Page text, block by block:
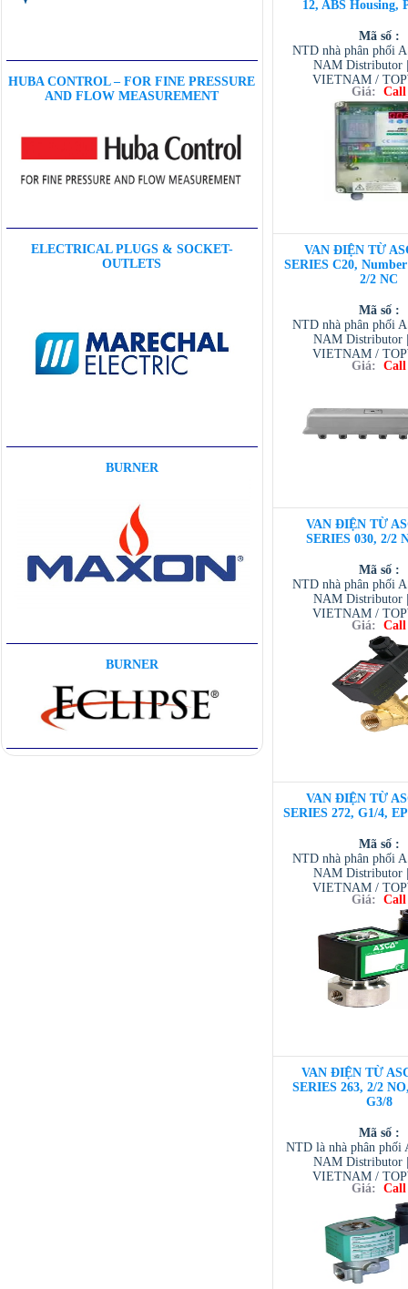
HUBA CONTROL – FOR FINE PRESSURE
AND FLOW MEASUREMENT
ELECTRICAL PLUGS & SOCKET-
OUTLETS
BURNER
BURNER
12, ABS Housing,
Mã số :
NTD nhà phân phối
NAM Distributor
VIETNAM /
VIETNAM /
/ TESCOM
Giá: Call
VAN ĐIỆN TỪ
SERIES C20,
2/2 NC
Mã số :
NTD nhà phân phối
NAM Distributor
VIETNAM /
VIETNAM /Giá: Call
VAN ĐIỆN TỪ
SERIES 030, 2/2
Mã số :
NTD nhà phân phối
NAM Distributor
VIETNAM /
VIETNAM /
/ TESCOM
Giá: Call
VAN ĐIỆN TỪ
SERIES 272, G1/4,
Mã số :
NTD nhà phân phối
NAM Distributor
VIETNAM /
VIETNAM /
/ TESCOM
Giá: Call
VAN ĐIỆN TỪ
SERIES 263, 2/2
G3/8
Mã số :
NTD là nhà phân phối
NAM Distributor
VIETNAM /
VIETNAM /
/ TESCOM
Giá: Call